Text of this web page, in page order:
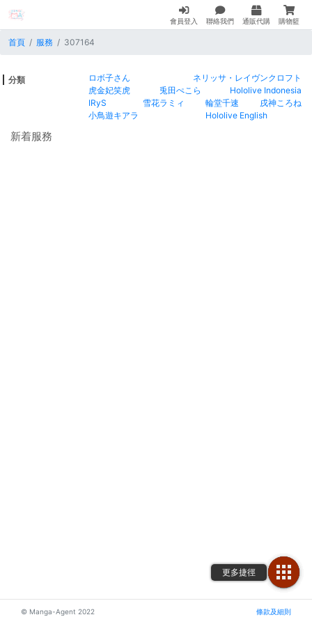
會員登入 聯絡我們 通販代購 購物籃
首頁 服務 307164
分類 ロボ子さん
ネリッサ・レイヴンクロフト
虎金妃笑虎
兎田ぺこら
Hololive Indonesia
IRyS
雪花ラミィ 輪堂千速
戌神ころね
小鳥遊キアラ
Hololive English
新着服務
條款及細則
© Manga-Agent 2022